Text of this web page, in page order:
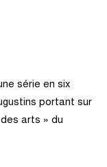
série en six
portant sur
arts » du